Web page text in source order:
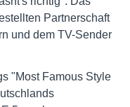
Partnerschaft
und dem TV-Sender
"Most Famous Style